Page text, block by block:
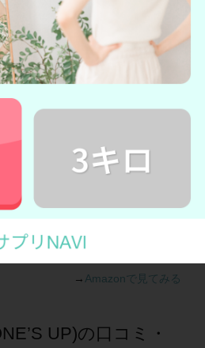
円（税込）になりますが、ダイエ
くれると考えれば全然やすいなと
る...」「何歳になってもキレイで
ップの詳細を見る
→ Amazonで見てみる
UP)の口コミ・